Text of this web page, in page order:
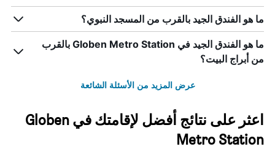
ما هو الفندق الجيد بالقرب من المسجد النبوي؟
ما هو الفندق الجيد في Globen Metro Station بالقرب
من أبراج البيت؟
عرض المزيد من الأسئلة الشائعة
اعثر على نتائج أفضل لإقامتك في Globen
Metro Station